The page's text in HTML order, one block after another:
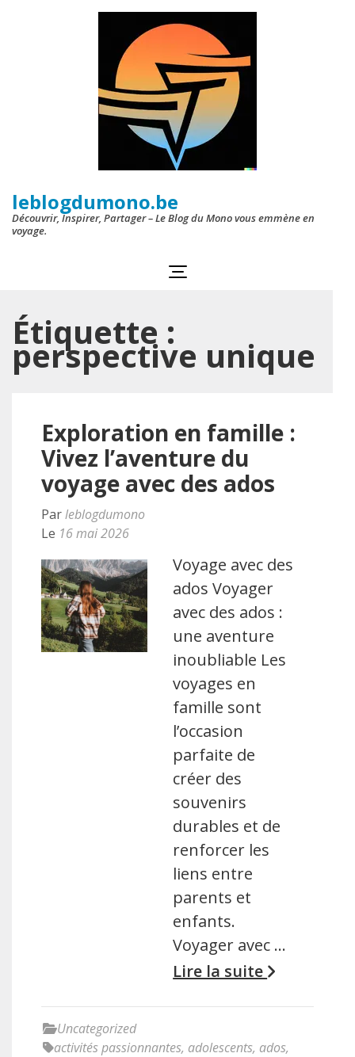
leblogdumono.be
Découvrir, Inspirer, Partager – Le Blog du Mono vous emmène en
voyage.
Étiquette :
perspective unique
Exploration en famille :
Vivez l’aventure du
voyage avec des ados
Parleblogdumono
Le 16 mai 2026
Voyage avec des
ados Voyager
avec des ados :
une aventure
inoubliable Les
voyages en
famille sont
l’occasion
parfaite de
créer des
souvenirs
durables et de
renforcer les
liens entre
parents et
enfants.
Voyager avec …
Lire la suite
Uncategorized
activités passionnantes, adolescents, ados,